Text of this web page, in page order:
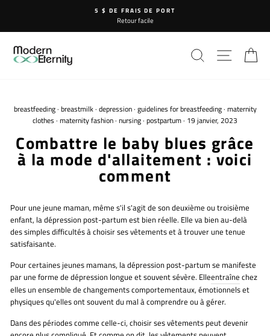
contenu
5 $ DE FRAIS DE PORT
Retour facile
breastfeeding· breastmilk· depression· guidelines for breastfeeding· maternity
clothes · maternity fashion· nursing· postpartum· 19 janvier, 2023
Combattre le baby blues grâce
à la mode d'allaitement : voici
comment
Pour une jeune maman, même s'il s'agit de son deuxième ou troisième
enfant, la dépression post-partum est bien réelle. Elle va bien au-delà
des simples difficultés à choisir ses vêtements et à trouver une tenue
satisfaisante.
Pour certaines jeunes mamans, la dépression post-partum se manifeste
par une forme de dépression longue et souvent sévère. Elleentraîne chez
elles un ensemble de changements comportementaux, émotionnels et
physiques qu'elles ont souvent du mal à comprendre ou à gérer.
Dans des périodes comme celle-ci, choisir ses vêtements peut devenir